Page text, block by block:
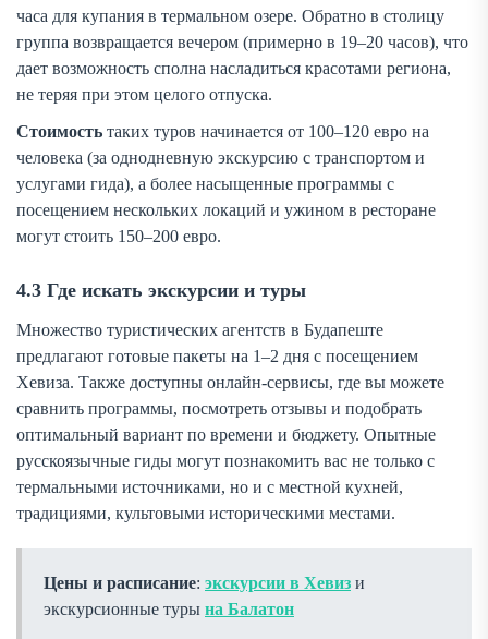
часа для купания в термальном озере. Обратно в столицу
группа возвращается вечером (примерно в 19–20 часов), что
дает возможность сполна насладиться красотами региона,
не теряя при этом целого отпуска.
Стоимость таких туров начинается от 100–120 евро на
человека (за однодневную экскурсию с транспортом и
услугами гида), а более насыщенные программы с
посещением нескольких локаций и ужином в ресторане
могут стоить 150–200 евро.
4.3 Где искать экскурсии и туры
Множество туристических агентств в Будапеште
предлагают готовые пакеты на 1–2 дня с посещением
Хевиза. Также доступны онлайн-сервисы, где вы можете
сравнить программы, посмотреть отзывы и подобрать
оптимальный вариант по времени и бюджету. Опытные
русскоязычные гиды могут познакомить вас не только с
термальными источниками, но и с местной кухней,
традициями, культовыми историческими местами.
Цены и расписание: экскурсии в Хевиз и
экскурсионные туры на Балатон